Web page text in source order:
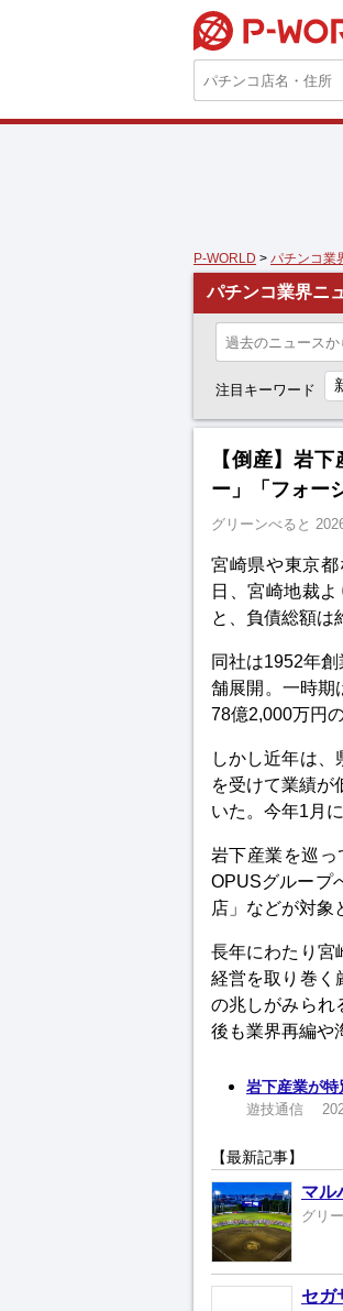
P-WORLD > パチンコ業
パチンコ業界ニ
注目キーワード
【倒産】岩
ー」「フォー
グリーンべると
宮崎県や東京
日、宮崎地裁
と、負債総額は
同社は1952年
舗展開。一時期
78億2,000万円
しかし近年は
を受けて業績が
いた。今年1月
岩下産業を巡
OPUSグループ
店」などが対象
長年にわたり宮
経営を取り巻く
の兆しがみられ
後も業界再編や
岩下産業が特
遊技通信
【最新記事】
マル
グリ
セガ